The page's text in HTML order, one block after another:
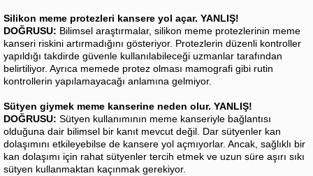
Silikon meme protezleri kansere yol açar. YANLIŞ!
DOĞRUSU: Bilimsel araştırmalar, silikon meme protezlerinin meme
kanseri riskini artırmadığını gösteriyor. Protezlerin düzenli kontroller
yapıldığı takdirde güvenle kullanılabileceği uzmanlar tarafından
belirtiliyor. Ayrıca memede protez olması mamografi gibi rutin
kontrollerin yapılamayacağı anlamına gelmiyor.
Sütyen giymek meme kanserine neden olur. YANLIŞ!
DOĞRUSU: Sütyen kullanımının meme kanseriyle bağlantısı
olduğuna dair bilimsel bir kanıt mevcut değil. Dar sütyenler kan
dolaşımını etkileyebilse de kansere yol açmıyorlar. Ancak, sağlıklı bir
kan dolaşımı için rahat sütyenler tercih etmek ve uzun süre aşırı sıkı
sütyen kullanmaktan kaçınmak gerekiyor.